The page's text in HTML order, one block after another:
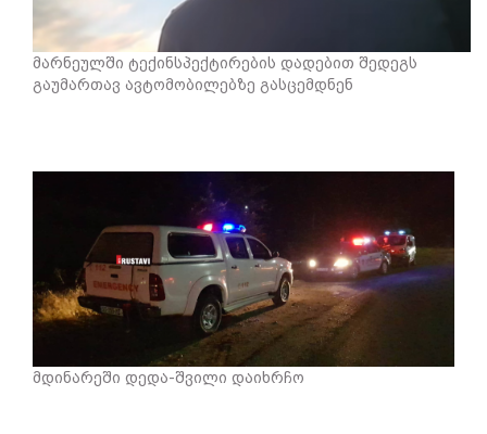
მარნეულში ტექინსპექტირების დადებით შედეგს
გაუმართავ ავტომობილებზე გასცემდნენ
მდინარეში დედა-შვილი დაიხრჩო